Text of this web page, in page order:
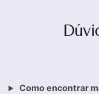
Como encontrar